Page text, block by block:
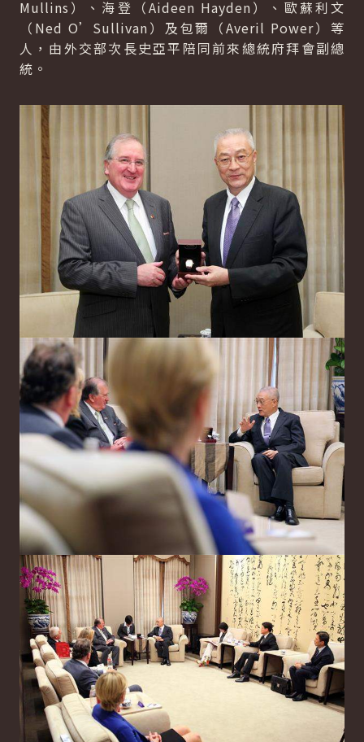
Mullins）、海登（Aideen Hayden）、歐蘇利文
（Ned O’Sullivan）及包爾（Averil Power）等
人，由外交部次長史亞平陪同前來總統府拜會副總
統。